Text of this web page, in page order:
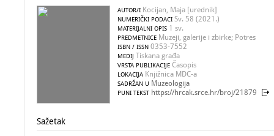
AUTOR/I Kocijan, Maja [urednik]
NUMERIČKI PODACI Sv. 58 (2021.)
MATERIJALNI OPIS 1 sv.
PREDMETNICE Muzeji, galerije i zbirke; Potres
ISBN / ISSN 0353-7552
MEDIJ Tiskana građa
VRSTA PUBLIKACIJE Časopis
LOKACIJA Knjižnica MDC-a
SADRŽAN U Muzeologija
PUNI TEKST https://hrcak.srce.hr/broj/21879
Sažetak